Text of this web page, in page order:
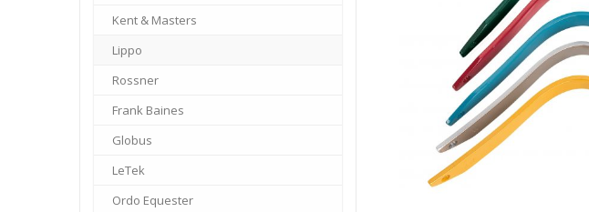
Kent & Masters
–
Lippo
–
Rossner
–
Frank Baines
–
Globus
–
LeTek
–
Ordo Equester
–